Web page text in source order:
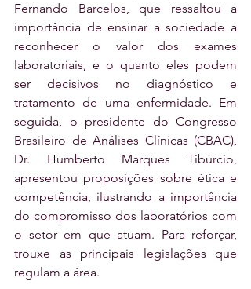
Fernando Barcelos, que ressaltou a
importância de ensinar a sociedade a
reconhecer o valor dos exames
laboratoriais, e o quanto eles podem
ser decisivos no diagnóstico e
tratamento de uma enfermidade. Em
seguida, o presidente do Congresso
Brasileiro de Análises Clínicas (CBAC),
Dr. Humberto Marques Tibúrcio,
apresentou proposições sobre ética e
competência, ilustrando a importância
do compromisso dos laboratórios com
o setor em que atuam. Para reforçar,
trouxe as principais legislações que
regulam a área.